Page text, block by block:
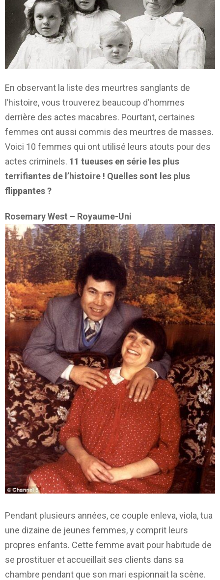
En observant la liste des meurtres sanglants de
l’histoire, vous trouverez beaucoup d’hommes
derrière des actes macabres. Pourtant, certaines
femmes ont aussi commis des meurtres de masses.
Voici 10 femmes qui ont utilisé leurs atouts pour des
actes criminels. 11 tueuses en série les plus
terrifiantes de l’histoire ! Quelles sont les plus
flippantes ?
Rosemary West – Royaume-Uni
Pendant plusieurs années, ce couple enleva, viola, tua
une dizaine de jeunes femmes, y comprit leurs
propres enfants. Cette femme avait pour habitude de
se prostituer et accueillait ses clients dans sa
chambre pendant que son mari espionnait la scène.